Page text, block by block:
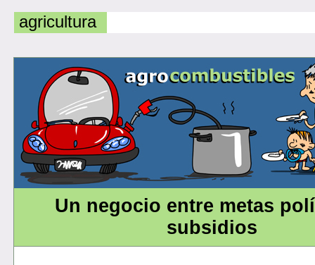
agricultura
Un negocio entre metas
subsidios